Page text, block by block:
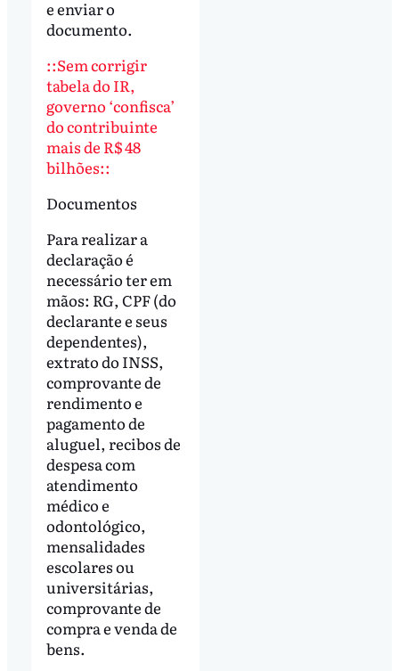
e enviar o
documento.
::Sem corrigir
tabela do IR,
governo ‘confisca’
do contribuinte
mais de R$ 48
bilhões::
Documentos
Para realizar a
declaração é
necessário ter em
mãos: RG, CPF (do
declarante e seus
dependentes),
extrato do INSS,
comprovante de
rendimento e
pagamento de
aluguel, recibos de
despesa com
atendimento
médico e
odontológico,
mensalidades
escolares ou
universitárias,
comprovante de
compra e venda de
bens.